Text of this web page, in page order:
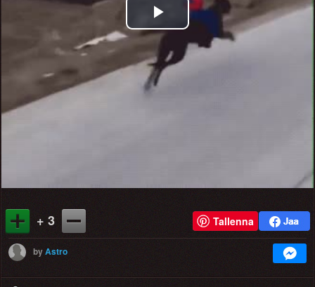
Play
Video
+ 3 Tallenna
byAstro